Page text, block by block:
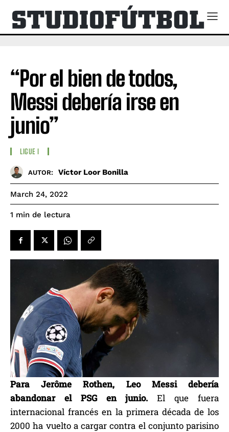
“Por el bien de todos,
Messi debería irse en
junio”
LIGUE I
AUTOR: Víctor Loor Bonilla
March 24, 2022
1 min de lectura
Para Jerôme Rothen, Leo Messi debería
abandonar el PSG en junio. El que fuera
internacional francés en la primera década de los
2000 ha vuelto a cargar contra el conjunto parisino